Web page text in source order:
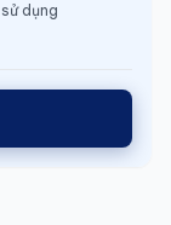
dụng